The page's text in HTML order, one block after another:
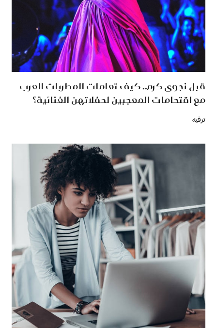
قبل نجوى كرم.. كيف تعاملت المطربات العرب
مع اقتحامات المعجبين لحفلاتهن الغنائية؟
ترفيه